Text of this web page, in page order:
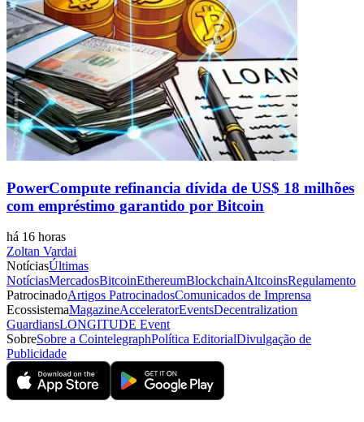
PowerCompute refinancia dívida de US$ 18 milhões
com empréstimo garantido por Bitcoin
há 16 horas
Zoltan Vardai
NotíciasÚltimas
NotíciasMercadosBitcoinEthereumBlockchainAltcoinsRegulamento
PatrocinadoArtigos PatrocinadosComunicados de Imprensa
EcossistemaMagazineAcceleratorEventsDecentralization
GuardiansLONGITUDE Event
SobreSobre a CointelegraphPolítica EditorialDivulgação de
Publicidade